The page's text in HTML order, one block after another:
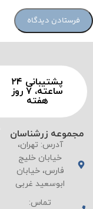
پشتیبانی ۲۴
ساعته، ۷ روز
هفته
مجموعه زرشناسان
آدرس: تهران،
خیابان خلیج
فارس، خیابان
ابوسعید غربی
تماس: